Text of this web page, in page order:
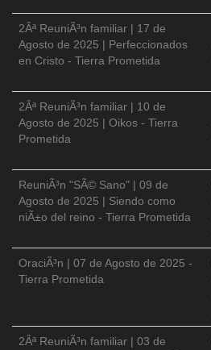
2Âª ReuniÃ³n familiar | 17 de
Agosto de 2025 | Perfeccionados
en Cristo - Tierra Prometida
2Âª ReuniÃ³n familiar | 10 de
Agosto de 2025 | Oikos - Tierra
Prometida
ReuniÃ³n "SÃ© Sano" | 09 de
Agosto de 2025 | Siendo como
niÃ±o del reino - Tierra Prometida
OraciÃ³n | 07 de Agosto de 2025 -
Tierra Prometida
2Âª ReuniÃ³n familiar | 03 de